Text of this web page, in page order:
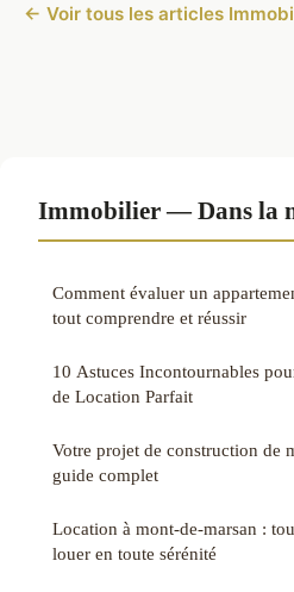
← Voir tous les articles
Immobilier — Dans la
Comment évaluer un
tout comprendre et réussir
10 Astuces Incontournables
de Location Parfait
Votre projet de construction de
guide complet
Location à mont-de-marsan :
louer en toute sérénité